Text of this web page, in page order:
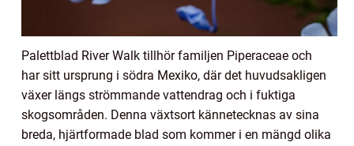
Palettblad River Walk tillhör familjen Piperaceae och
har sitt ursprung i södra Mexiko, där det huvudsakligen
växer längs strömmande vattendrag och i fuktiga
skogsområden. Denna växtsort kännetecknas av sina
breda, hjärtformade blad som kommer i en mängd olika